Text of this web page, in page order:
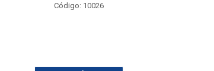
Código: 10026